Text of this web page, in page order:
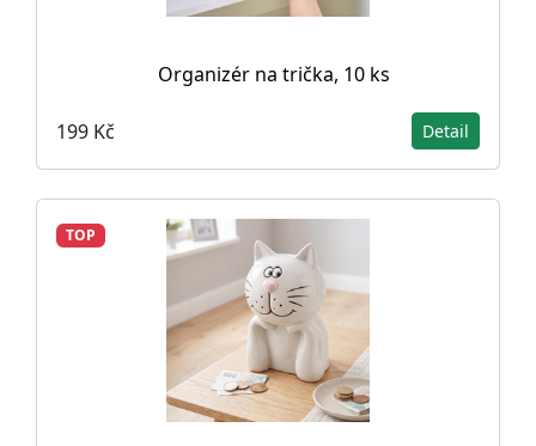
Organizér na trička, 10 ks
199 Kč Detail
TOP